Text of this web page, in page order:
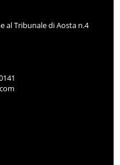
al Tribunale di Aosta n.4